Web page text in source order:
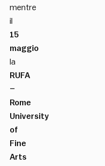
mentre
il
15
maggio
la
RUFA
–
Rome
University
of
Fine
Arts